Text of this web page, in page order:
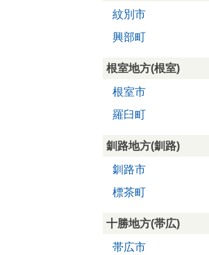
紋別市
興部町
根室地方(根室)
根室市
羅臼町
釧路地方(釧路)
釧路市
標茶町
十勝地方(帯広)
帯広市